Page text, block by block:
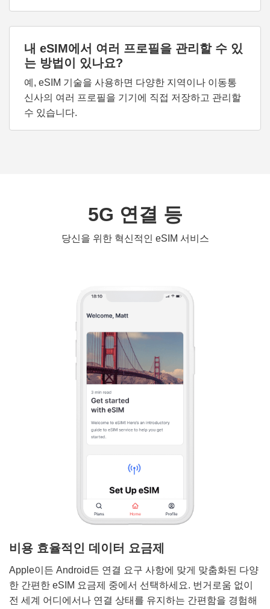
내 eSIM에서 여러 프로필을 관리할 수 있
는 방법이 있나요?
예, eSIM 기술을 사용하면 다양한 지역이나 이동통
신사의 여러 프로필을 기기에 직접 저장하고 관리할
수 있습니다.
5G 연결 등
당신을 위한 혁신적인 eSIM 서비스
비용 효율적인 데이터 요금제
Apple이든 Android든 연결 요구 사항에 맞게 맞춤화된 다양
한 간편한 eSIM 요금제 중에서 선택하세요. 번거로움 없이
전 세계 어디에서나 연결 상태를 유지하는 간편함을 경험해